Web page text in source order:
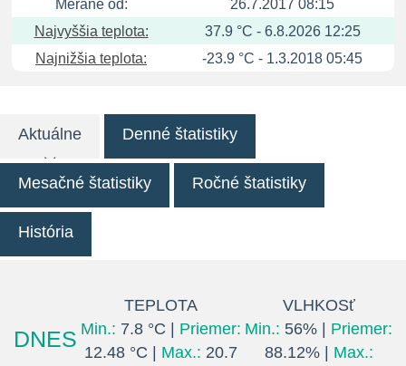
Merané od:
26.7.2017 08:15
Najvyššia teplota:
37.9 °C - 6.8.2026 12:25
Najnižšia teplota:
-23.9 °C - 1.3.2018 05:45
Aktuálne Denné štatistiky
Mesačné štatistiky Ročné štatistiky
História
DNES
TEPLOTA
Min.: 7.8 °C | Priemer:
12.48 °C | Max.: 20.7
VLHKOSť
Min.: 56% | Priemer:
88.12% | Max.: